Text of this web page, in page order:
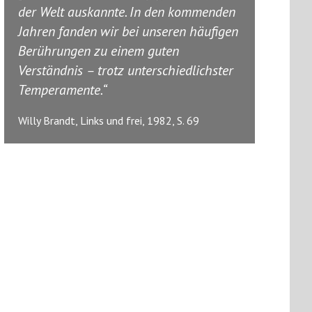
der Welt auskannte. In den kommenden
Jahren fanden wir bei unseren häufigen
Berührungen zu einem guten
Verständnis – trotz unterschiedlichster
Temperamente.
Willy Brandt, Links und frei, 1982, S. 69